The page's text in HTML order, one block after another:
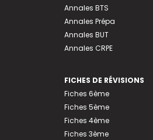
Annales BTS
Annales Prépa
Annales BUT
Annales CRPE
FICHES DE RÉVISIONS
Fiches 6ème
Fiches 5ème
Fiches 4ème
Fiches 3ème